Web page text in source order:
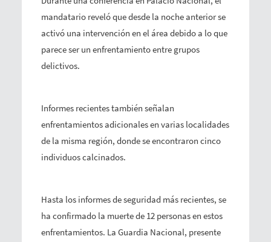
mandatario reveló que desde la noche anterior se
activó una intervención en el área debido a lo que
parece ser un enfrentamiento entre grupos
delictivos.
Informes recientes también señalan
enfrentamientos adicionales en varias localidades
de la misma región, donde se encontraron cinco
individuos calcinados.
Hasta los informes de seguridad más recientes, se
ha confirmado la muerte de 12 personas en estos
enfrentamientos. La Guardia Nacional, presente